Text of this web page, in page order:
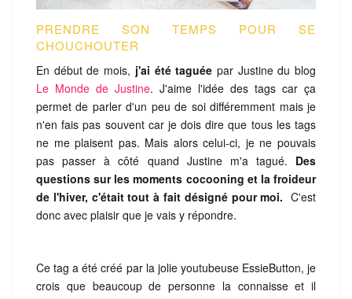
PRENDRE SON TEMPS POUR SE
CHOUCHOUTER
En début de mois, j'ai été taguée par Justine du blog
Le Monde de Justine. J'aime l'idée des tags car ça
permet de parler d'un peu de soi différemment mais je
n'en fais pas souvent car je dois dire que tous les tags
ne me plaisent pas. Mais alors celui-ci, je ne pouvais
pas passer à côté quand Justine m'a tagué. Des
questions sur les moments cocooning et la froideur
de l'hiver, c'était tout à fait désigné pour moi. C'est
donc avec plaisir que je vais y répondre.
Ce tag a été créé par la jolie youtubeuse EssieButton, je
crois que beaucoup de personne la connaisse et il